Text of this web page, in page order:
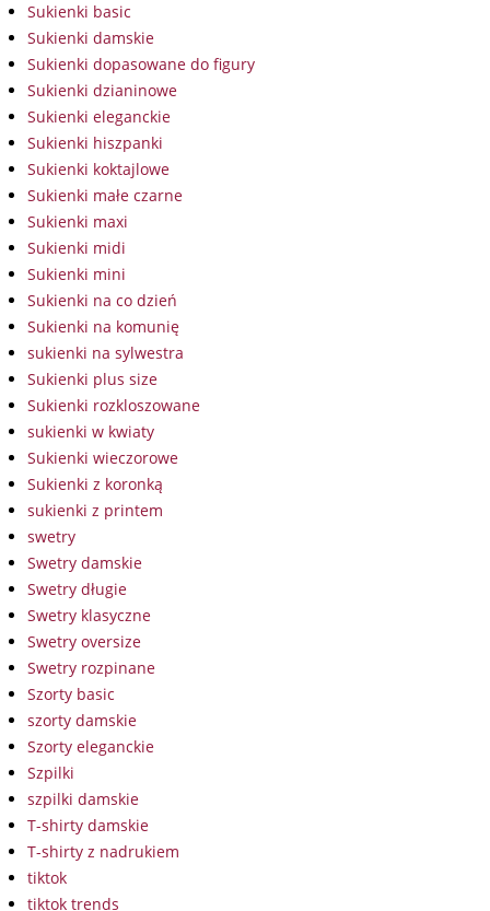
Sukienki basic
Sukienki damskie
Sukienki dopasowane do figury
Sukienki dzianinowe
Sukienki eleganckie
Sukienki hiszpanki
Sukienki koktajlowe
Sukienki małe czarne
Sukienki maxi
Sukienki midi
Sukienki mini
Sukienki na co dzień
Sukienki na komunię
sukienki na sylwestra
Sukienki plus size
Sukienki rozkloszowane
sukienki w kwiaty
Sukienki wieczorowe
Sukienki z koronką
sukienki z printem
swetry
Swetry damskie
Swetry długie
Swetry klasyczne
Swetry oversize
Swetry rozpinane
Szorty basic
szorty damskie
Szorty eleganckie
Szpilki
szpilki damskie
T-shirty damskie
T-shirty z nadrukiem
tiktok
tiktok trends